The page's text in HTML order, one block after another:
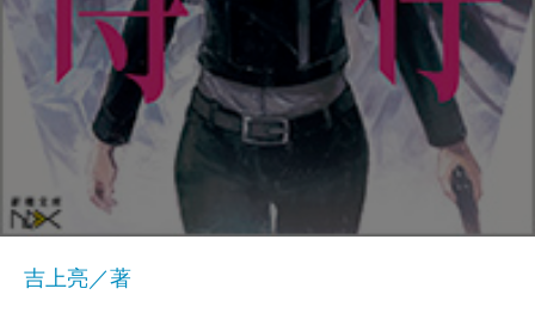
吉上亮／著